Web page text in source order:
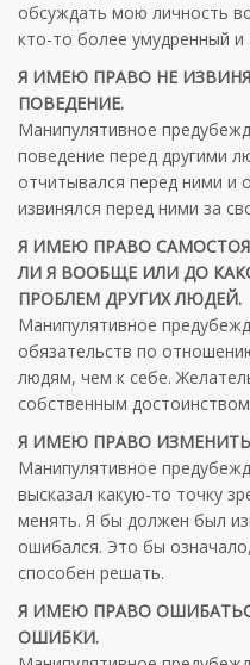
обсуждать мою личность
кто-то более умудренный и
Я ИМЕЮ ПРАВО НЕ
ПОВЕДЕНИЕ.
Манипулятивное
поведение перед другими
отчитывался перед ними и
извинялся перед ними за
Я ИМЕЮ ПРАВО
ЛИ Я ВООБЩЕ ИЛИ ДО
ПРОБЛЕМ ДРУГИХ ЛЮДЕЙ.
Манипулятивное
обязательств по
людям, чем к себе.
собственным
Я ИМЕЮ ПРАВО
Манипулятивное
высказал какую-то точку
менять. Я бы должен был
ошибался. Это бы
способен решать.
Я ИМЕЮ ПРАВО
ОШИБКИ.